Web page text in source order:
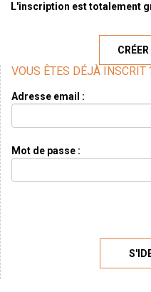
L'inscription est totalement
VOUS ÊTES DÉJÀ INSCRIT
Adresse email :
Mot de passe :